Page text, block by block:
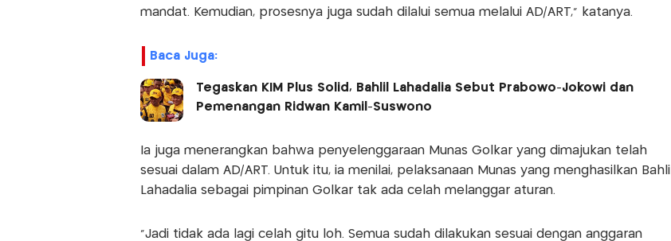
mandat. Kemudian, prosesnya juga sudah dilalui semua melalui AD/ART," katanya.
Baca Juga:
Tegaskan KIM Plus Solid, Bahlil Lahadalia Sebut Prabowo-Jokowi dan
Pemenangan Ridwan Kamil-Suswono
Ia juga menerangkan bahwa penyelenggaraan Munas Golkar yang dimajukan telah
sesuai dalam AD/ART. Untuk itu, ia menilai, pelaksanaan Munas yang menghasilkan Bahlil
Lahadalia sebagai pimpinan Golkar tak ada celah melanggar aturan.
"Jadi tidak ada lagi celah gitu loh. Semua sudah dilakukan sesuai dengan anggaran